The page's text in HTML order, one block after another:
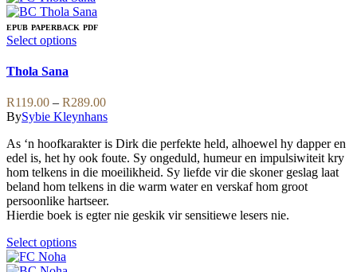
has
multiple
variants.
be
chosen
on
the
product
page
EPUB PAPERBACK PDF
Select optionsThis
variants.
The
options
may
be
chosen
on
the
product
page
Thola Sana
R119.00 – R289.00Price
range:
through
R289.00
BySybie Kleynhans
As ‘n hoofkarakter is Dirk die perfekte held, alhoewel hy dapper en
edel is, het hy ook foute. Sy ongeduld, humeur en impulsiwiteit kry
hom telkens in die moeilikheid. Sy liefde vir die skoner geslag laat
beland hom telkens in die warm water en verskaf hom groot
persoonlike hartseer.
Hierdie boek is egter nie geskik vir sensitiewe lesers nie.
Select optionsThis